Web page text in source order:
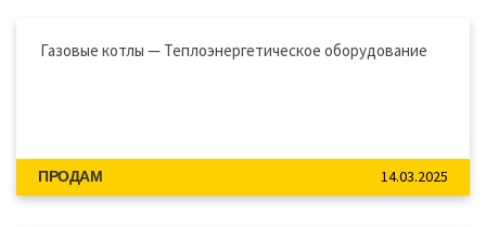
Газовые котлы — Теплоэнергетическое оборудование
ПРОДАМ 14.03.2025